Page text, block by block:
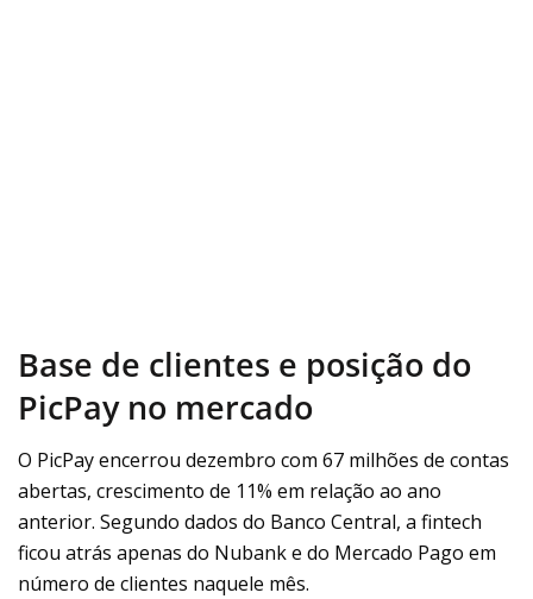
Base de clientes e posição do
PicPay no mercado
O PicPay encerrou dezembro com 67 milhões de contas
abertas, crescimento de 11% em relação ao ano
anterior. Segundo dados do Banco Central, a fintech
ficou atrás apenas do Nubank e do Mercado Pago em
número de clientes naquele mês.